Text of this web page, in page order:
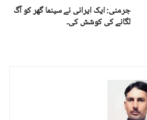
جرمنی: ایک ایرانی نے سینما گھر کو آگ
لگانے کی کوشش کی۔